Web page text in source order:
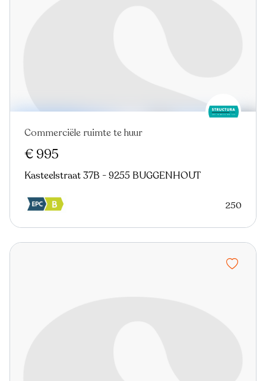
Commerciële ruimte te huur
€ 995
Kasteelstraat 37B - 9255 BUGGENHOUT
250